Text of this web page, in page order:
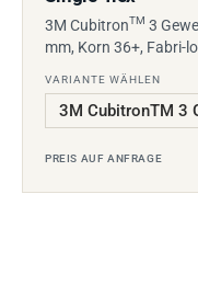
3M CubitronTM 3
mm, Korn 36+, Fabri-
VARIANTE WÄHLEN
PREIS AUF ANFRAGE